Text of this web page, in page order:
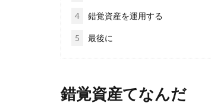
4 錯覚資産を運用する
5 最後に
錯覚資産てなんだ